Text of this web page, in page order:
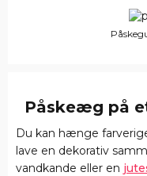
Påskeæg på
Du kan hænge
lave en dekorativ
vandkande eller en